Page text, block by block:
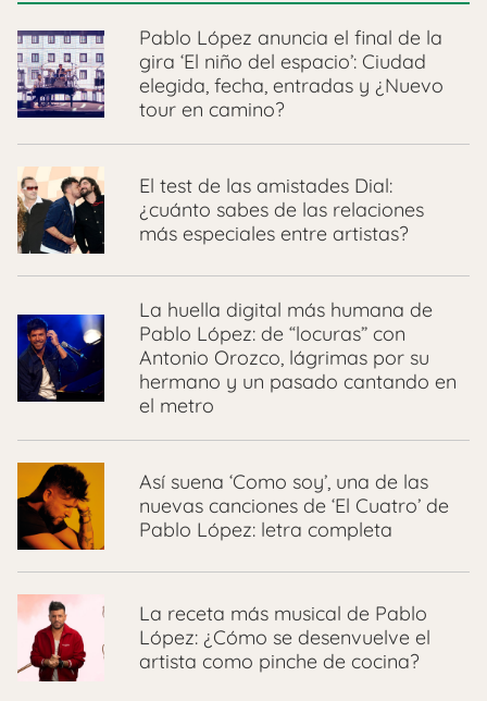
Pablo López anuncia el final de la
gira ‘El niño del espacio’: Ciudad
elegida, fecha, entradas y ¿Nuevo
tour en camino?
El test de las amistades Dial:
¿cuánto sabes de las relaciones
más especiales entre artistas?
La huella digital más humana de
Pablo López: de “locuras” con
Antonio Orozco, lágrimas por su
hermano y un pasado cantando en
el metro
Así suena ‘Como soy’, una de las
nuevas canciones de ‘El Cuatro’ de
Pablo López: letra completa
La receta más musical de Pablo
López: ¿Cómo se desenvuelve el
artista como pinche de cocina?